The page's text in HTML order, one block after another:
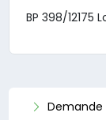
BP 398/12175
Demande